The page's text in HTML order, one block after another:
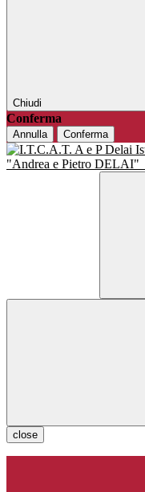
Chiudi
Conferma
Annulla Conferma
"Andrea e Pietro DELAI"
close